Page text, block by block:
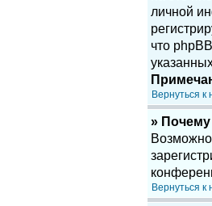
личной
что
Вернуться к
» Почему
Вернуться к